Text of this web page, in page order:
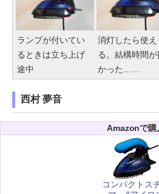
ランプが付いてい
るときは立ち上げ
途中
消灯したら使え
る。結構時間が
かった……
西村 夢音
Amazonで購
コンパクトス